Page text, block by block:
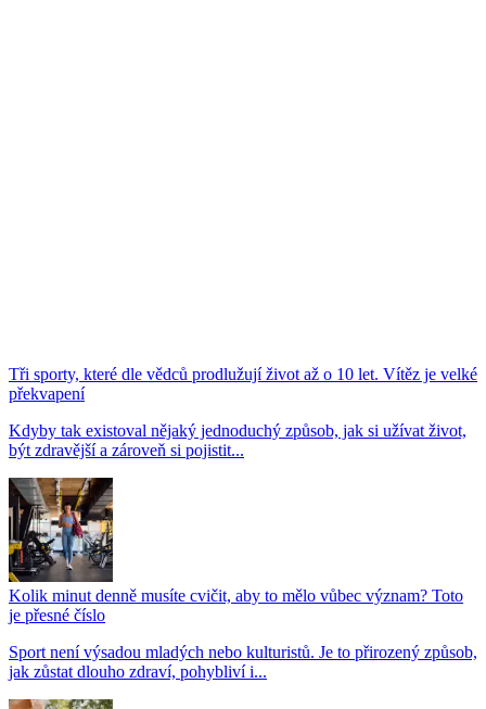
Tři sporty, které dle vědců prodlužují život až o 10 let. Vítěz je velké
překvapení
Kdyby tak existoval nějaký jednoduchý způsob, jak si užívat život,
být zdravější a zároveň si pojistit...
Kolik minut denně musíte cvičit, aby to mělo vůbec význam? Toto
je přesné číslo
Sport není výsadou mladých nebo kulturistů. Je to přirozený způsob,
jak zůstat dlouho zdraví, pohybliví i...